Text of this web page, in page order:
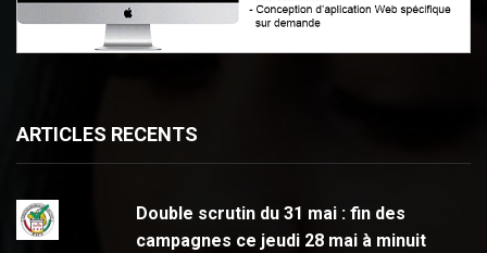
ARTICLES RECENTS
Double scrutin du 31 mai : fin des
campagnes ce jeudi 28 mai à minuit